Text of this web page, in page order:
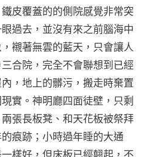
皮覆蓋的的側院感覺非常突
過去，並沒有來之前腦海中
襯著無雲的藍天，只會讓人
合院，完全不會聯想到已經
，地上的髒污，搬走時棄置
實。神明廳四面徒壁，只剩
張長板凳、和天花板被祭拜
痕跡；小時過年睡的大通